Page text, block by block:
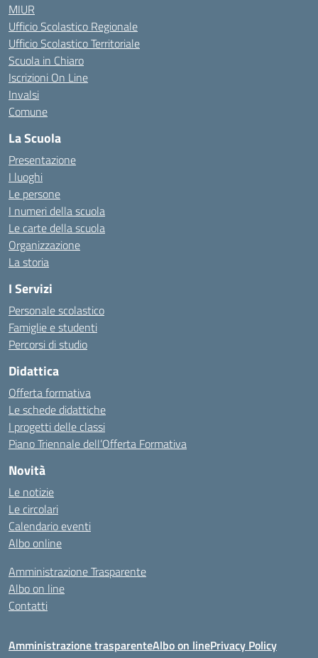
MIUR
Ufficio Scolastico Regionale
Ufficio Scolastico Territoriale
Scuola in Chiaro
Iscrizioni On Line
Invalsi
Comune
La Scuola
Presentazione
I luoghi
Le persone
I numeri della scuola
Le carte della scuola
Organizzazione
La storia
I Servizi
Personale scolastico
Famiglie e studenti
Percorsi di studio
Didattica
Offerta formativa
Le schede didattiche
I progetti delle classi
Piano Triennale dell’Offerta Formativa
Novità
Le notizie
Le circolari
Calendario eventi
Albo online
Amministrazione Trasparente
Albo on line
Contatti
Amministrazione trasparenteAlbo on linePrivacy Policy